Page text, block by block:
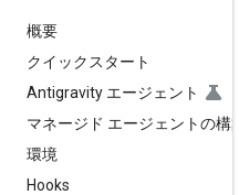
概要
クイックスタート
Antigravity エージェント
マネージド エージェントの構築
環境
Hooks